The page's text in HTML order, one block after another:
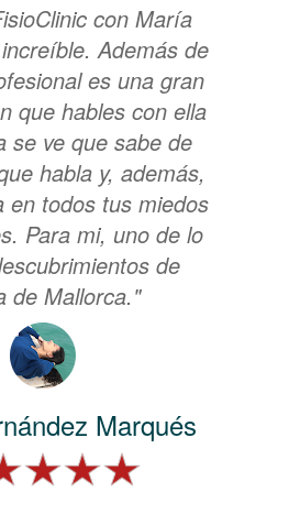
con María
Además de
es una gran
que hables con ella
se ve que sabe de
habla y, además,
en todos tus miedos
Para mi, uno de lo
de
de Mallorca."
Marqués